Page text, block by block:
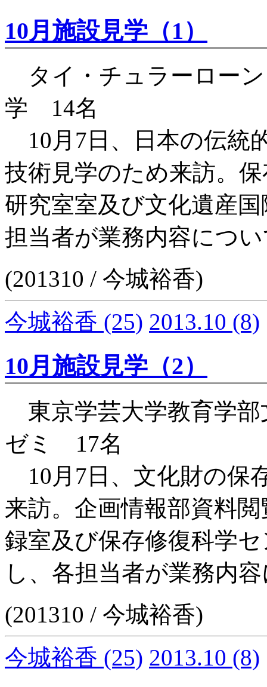
10月施設見学（1）
タイ・チュラーロー
学 14名
10月7日、日本の伝統
技術見学のため来訪。
研究室室及び文化遺産
担当者が業務内容につ
(201310 / 今城裕香)
今城裕香 (25) 2013.10 (8)
10月施設見学（2）
東京学芸大学教育学部
ゼミ 17名
10月7日、文化財の保
来訪。企画情報部資料
録室及び保存修復科学
し、各担当者が業務内
(201310 / 今城裕香)
今城裕香 (25) 2013.10 (8)